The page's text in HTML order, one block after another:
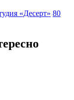
«Десерт» 80